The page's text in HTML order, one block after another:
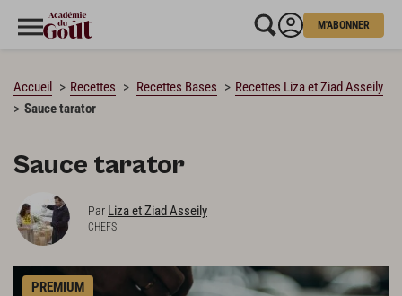
M'ABONNER
Accueil Recettes Recettes Bases
Recettes Liza et Ziad Asseily
Sauce tarator
Sauce tarator
Par Liza et Ziad Asseily
CHEFS
PREMIUM
CHARGEMENT…